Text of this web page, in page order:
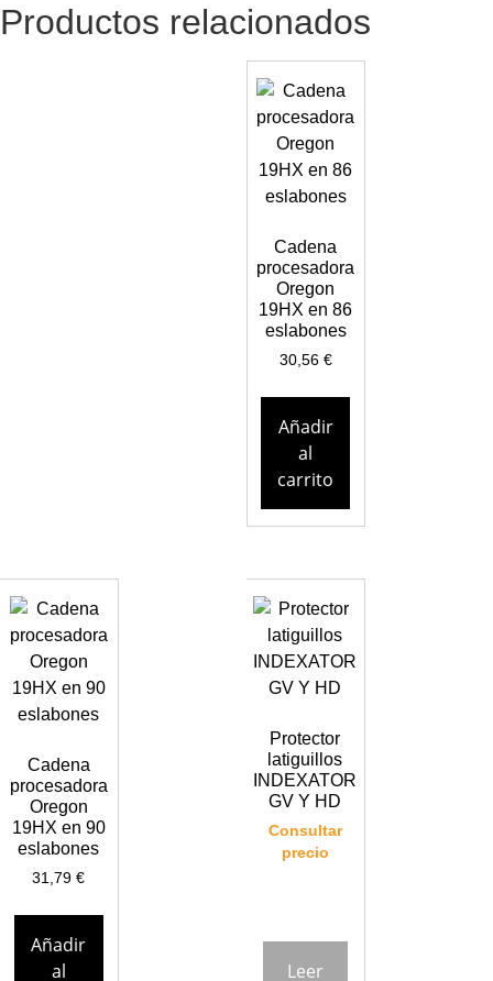
Productos relacionados
Cadena
procesadora
Oregon
19HX en 86
eslabones
30,56 €
Añadir
al
carrito
Cadena
procesadora
Oregon
19HX en 90
eslabones
31,79€
Añadir
al
Protector
latiguillos
INDEXATOR
GV Y HD
Consultar
precio
Leer